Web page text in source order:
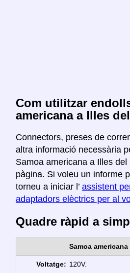
Com utilitzar
americana a Illes
Connectors, preses de
altra informació necessària
Samoa americana a Illes
pàgina. Si voleu un informe
torneu a iniciar l’ assistent
adaptadors elèctrics per al
Quadre ràpid a
Samoa americana
Voltatge: 120V.